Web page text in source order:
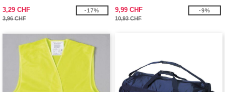
3,29 CHF
3,96 CHF
-17% 9,99 CHF
10,93 CHF
-9%